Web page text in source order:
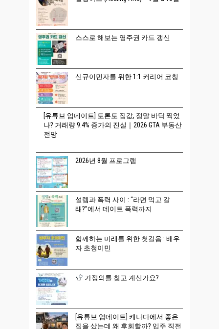
스스로 해보는 영주권 카드 갱신
신규이민자를 위한 1:1 커리어 코칭
[유튜브 업데이트] 토론토 집값, 정말 바닥 찍었
나? 거래량 9.4% 증가의 진실｜2026 GTA 부동산
전망
2026년 8월 프로그램
설렘과 폭력 사이 : “라면 먹고 갈
래?”에서 데이트 폭력까지
함께하는 미래를 위한 첫걸음 : 배우
자 초청이민
가정의를 찾고 계신가요?
[유튜브 업데이트] 캐나다에서 좋은
집을 샀는데 왜 후회할까? 입주 직전